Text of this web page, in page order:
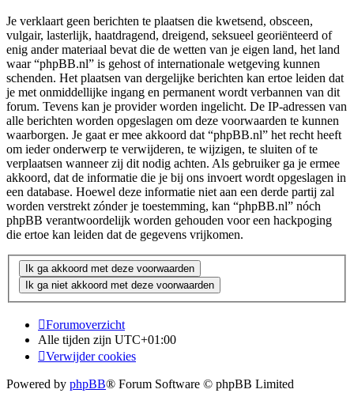
Je verklaart geen berichten te plaatsen die kwetsend, obsceen,
vulgair, lasterlijk, haatdragend, dreigend, seksueel georiënteerd of
enig ander materiaal bevat die de wetten van je eigen land, het land
waar “phpBB.nl” is gehost of internationale wetgeving kunnen
schenden. Het plaatsen van dergelijke berichten kan ertoe leiden dat
je met onmiddellijke ingang en permanent wordt verbannen van dit
forum. Tevens kan je provider worden ingelicht. De IP-adressen van
alle berichten worden opgeslagen om deze voorwaarden te kunnen
waarborgen. Je gaat er mee akkoord dat “phpBB.nl” het recht heeft
om ieder onderwerp te verwijderen, te wijzigen, te sluiten of te
verplaatsen wanneer zij dit nodig achten. Als gebruiker ga je ermee
akkoord, dat de informatie die je bij ons invoert wordt opgeslagen in
een database. Hoewel deze informatie niet aan een derde partij zal
worden verstrekt zónder je toestemming, kan “phpBB.nl” nóch
phpBB verantwoordelijk worden gehouden voor een hackpoging
die ertoe kan leiden dat de gegevens vrijkomen.
Forumoverzicht
Alle tijden zijn UTC+01:00
Verwijder cookies
Powered by phpBB® Forum Software © phpBB Limited